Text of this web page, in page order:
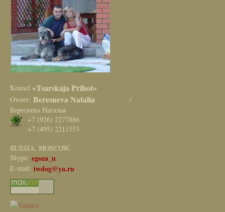
Kennel «Tsarskaja Prihot»
Owner: Beresneva Natalia /
Береснева Наталья
+7 (926) 2277886
+7 (495) 2211553
RUSSIA. MOSCOW.
Skype: egoza_n
E-mail: iwdog@ya.ru